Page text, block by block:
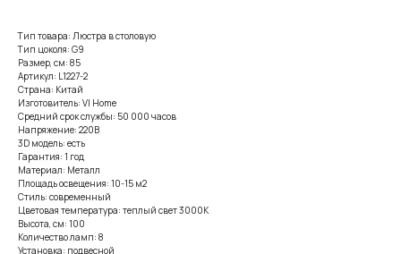
Тип товара: Люстра в столовую
Тип цоколя: G9
Размер, см: 85
Артикул: L1227-2
Страна: Китай
Изготовитель: VI Home
Средний срок службы: 50 000 часов
Напряжение: 220В
3D модель: есть
Гарантия: 1 год
Материал: Металл
Площадь освещения: 10-15 м2
Стиль: современный
Цветовая температура: теплый свет 3000К
Высота, см: 100
Количество ламп: 8
Установка: подвесной